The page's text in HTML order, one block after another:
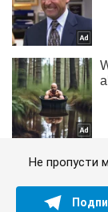
Не пропусти